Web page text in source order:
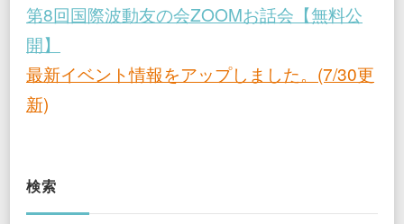
第8回国際波動友の会ZOOMお話会【無料公
開】
最新イベント情報をアップしました。(7/30更
新)
検索